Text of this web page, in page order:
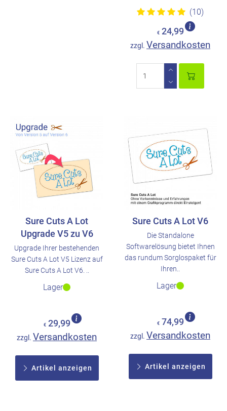
(10)
€ 24,99
zzgl. Versandkosten
Sure Cuts A Lot
Upgrade V5 zu V6
Upgrade Ihrer bestehenden
Sure Cuts A Lot V5 Lizenz auf
Sure Cuts A Lot V6. ..
Lager
€ 29,99
zzgl. Versandkosten
Artikel anzeigen
Sure Cuts A Lot V6
Die Standalone
Softwarelösung bietet Ihnen
das rundum Sorglospaket für
Ihren..
Lager
€ 74,99
zzgl. Versandkosten
Artikel anzeigen